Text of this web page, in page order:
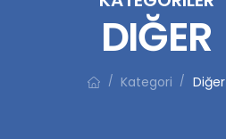
DIĞER
/ Kategori / Diğer